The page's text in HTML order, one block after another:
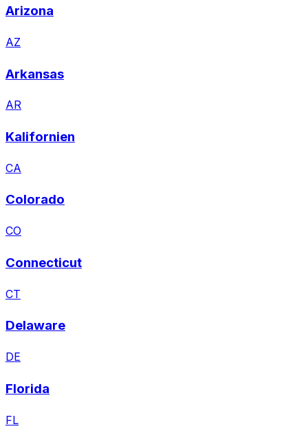
Arizona
AZ
Arkansas
AR
Kalifornien
CA
Colorado
CO
Connecticut
CT
Delaware
DE
Florida
FL